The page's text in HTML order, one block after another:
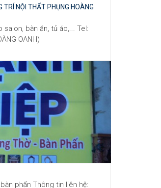
TRÍ NỘI THẤT PHỤNG HOÀNG
salon, bàn ăn, tủ áo,... Tel:
OANH)
phấn Thông tin liên hệ: